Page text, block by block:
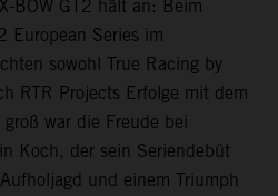
BOW GT2 hält an: Beim
European Series im
sowohl True Racing by
RTR Projects Erfolge mit dem
war die Freude bei
Koch, der sein Seriendebüt
und einem Triumph